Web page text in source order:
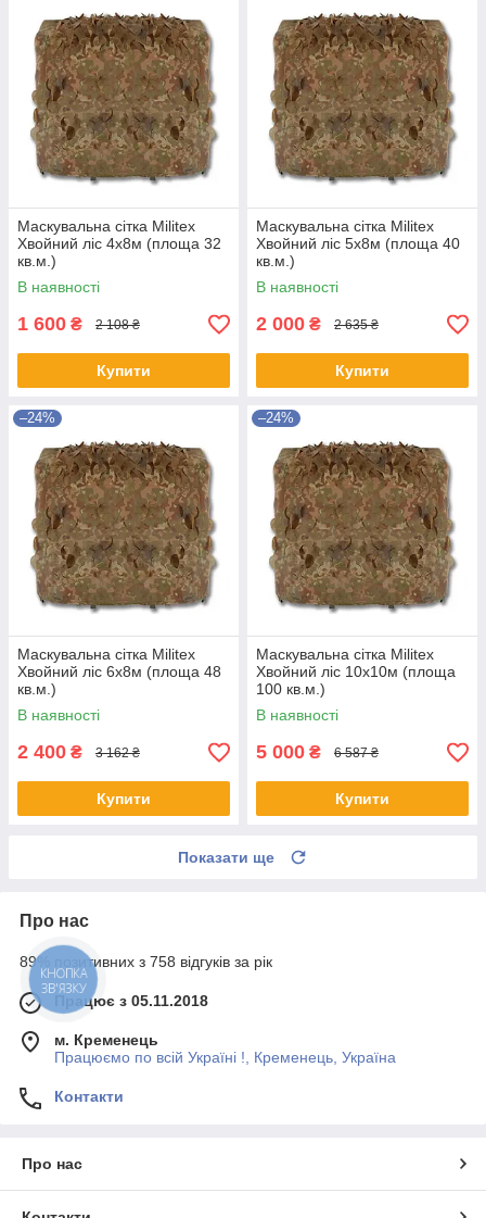
Маскувальна сітка Militex
Хвойний ліс 4х8м (площа 32
кв.м.)
В наявності
1 600 ₴ 2 108 ₴
Купити
Маскувальна сітка Militex
Хвойний ліс 5х8м (площа 40
кв.м.)
В наявності
2 000 ₴ 2 635 ₴
Купити
–24%
Маскувальна сітка Militex
Хвойний ліс 6х8м (площа 48
кв.м.)
В наявності
2 400 ₴ 3 162 ₴
Купити
–24%
Маскувальна сітка Militex
Хвойний ліс 10х10м (площа
100 кв.м.)
В наявності
5 000 ₴ 6 587 ₴
Купити
Показати ще
Про нас
89% позитивних з 758 відгуків за рік
Працює з 05.11.2018
м. Кременець
Працюємо по всій Україні !, Кременець, Україна
Контакти
Про нас
КНОПКА
ЗВ'ЯЗКУ